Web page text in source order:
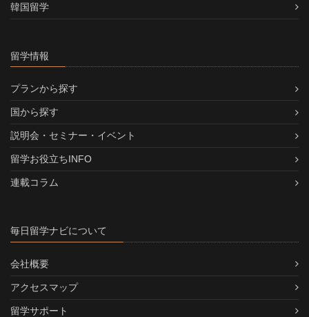
韓国留学
留学情報
プランから探す
国から探す
説明会・セミナー・イベント
留学お役立ちINFO
連載コラム
毎日留学ナビについて
会社概要
アクセスマップ
留学サポート